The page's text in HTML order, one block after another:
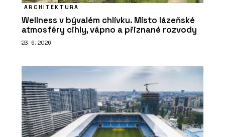
ARCHITEKTURA
Wellness v bývalém chlívku. Místo lázeňské
atmosféry cihly, vápno a přiznané rozvody
23. 6. 2026